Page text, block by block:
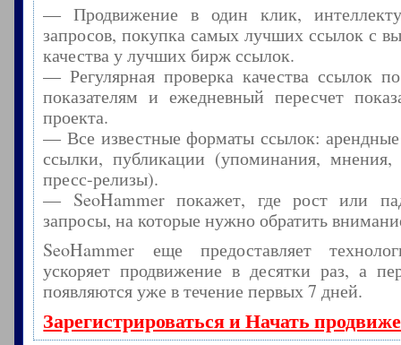
— Продвижение в один клик,
запросов, покупка самых лучших ссылок с
качества у лучших бирж ссылок.
— Регулярная проверка качества ссылок
показателям и ежедневный пересчет
проекта.
— Все известные форматы ссылок:
ссылки, публикации (упоминания, мнения,
пресс-релизы).
— SeoHammer покажет, где рост или
запросы, на которые нужно обратить
SeoHammer еще предоставляет
ускоряет продвижение в десятки раз, а
появляются уже в течение первых 7 дней.
Зарегистрироваться и Начать